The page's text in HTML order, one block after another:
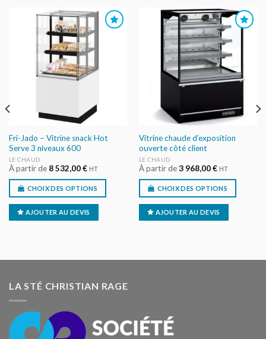
AJOUTER
AU DEVIS
Fri-Jado – Vitrine snack Hot
Serve 3 niveaux 600
LE CHAUD
À partir de 8 532,00€ HT
CHOIX DES OPTIONS
AJOUTER AU DEVIS
AJOUTER
AU DEVIS
Vitrine chaude d’exposition
ouverte côté client
LE CHAUD
À partir de3 968,00€ HT
CHOIX DES OPTIONS
AJOUTER AU DEVIS
LA STÉ CHRISTIAN RAGE